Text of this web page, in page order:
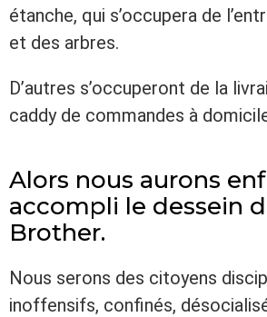
étanche, qui s’occupera de
et des arbres.
D’autres s’occuperont de la
caddy de commandes à
Alors nous aurons
accompli le dessein
Brother.
Nous serons des citoyens
inoffensifs, confinés,